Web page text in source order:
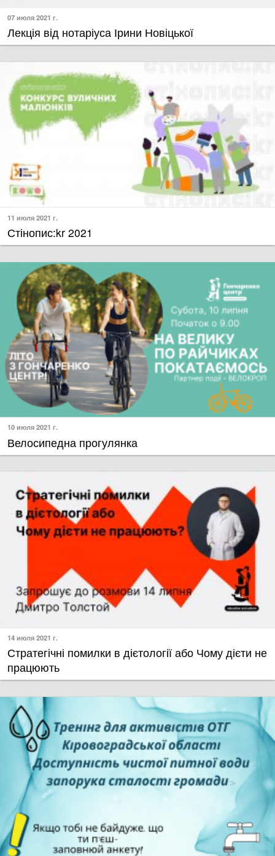
07 июля 2021 г.
​Лекція від нотаріуса Ірини Новіцької
11 июля 2021 г.
Стінопис:kr 2021
10 июля 2021 г.
​Велосипедна прогулянка
14 июля 2021 г.
​Стратегічні помилки в дієтології або Чому дієти не
працюють